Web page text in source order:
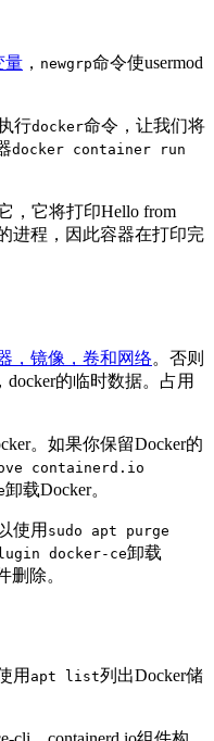
量 ， newgrp命令使usermod
行docker命令，让我们将
docker container run
，它将打印Hello from
进程，因此容器在打印完
，镜像，卷和网络。否则
的临时数据。占用
。如果你保留Docker的
containerd.io
卸载Docker。
使用 sudo apt purge
docker-ce卸载
删除。
用 apt list列出Docker储